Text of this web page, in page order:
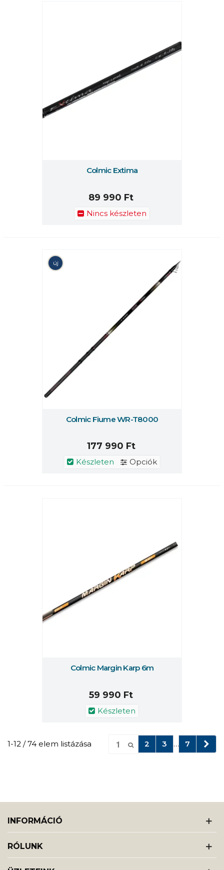
Colmic Extima
89 990 Ft
Nincs készleten
új
Colmic Fiume WR-T8000
177 990 Ft
Készleten Opciók
Colmic Margin Karp 6m
59 990 Ft
Készleten
1-12 / 74 elem listázása 2 3 … 7
INFORMÁCIÓ
RÓLUNK